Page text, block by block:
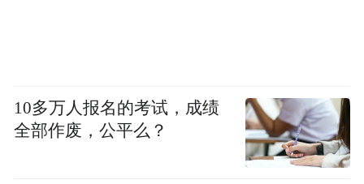
10多万人报名的考试，成绩
全部作废，公平么？